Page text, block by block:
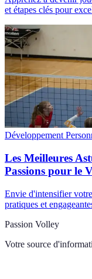
et étapes clés pour
Développement
Les Meilleures
Passions pour le
Envie d'intensifier
pratiques et
Passion Volley
Votre source